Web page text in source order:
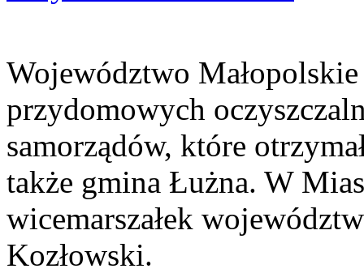
Województwo
przydomowych
samorządów, które
także gmina Łużna. W
wicemarszałek
Kozłowski.